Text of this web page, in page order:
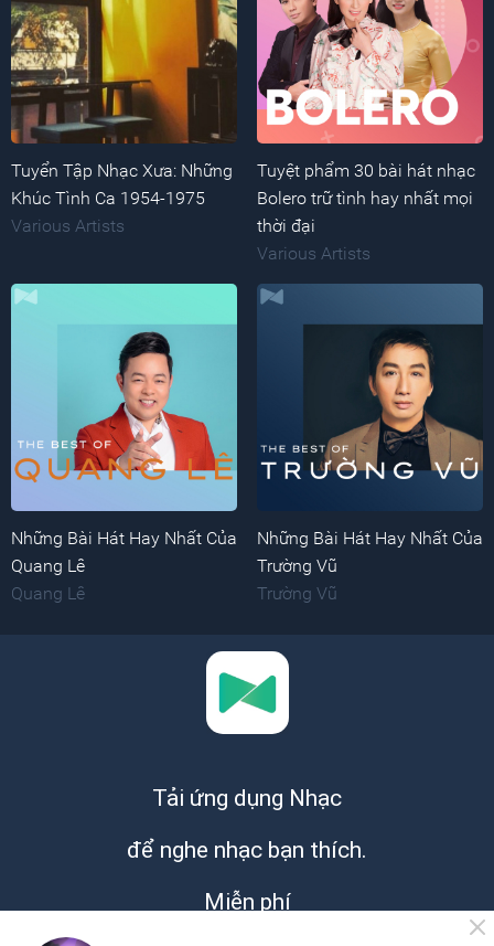
Tuyển Tập Nhạc Xưa: Những
Khúc Tình Ca 1954-1975
Various Artists
Tuyệt phẩm 30 bài hát nhạc
Bolero trữ tình hay nhất mọi
thời đại
Various Artists
Những Bài Hát Hay Nhất Của
Quang Lê
Quang Lê
Những Bài Hát Hay Nhất Của
Trường Vũ
Trường Vũ
Tải ứng dụng Nhạc
để nghe nhạc bạn thích.
Miễn phí